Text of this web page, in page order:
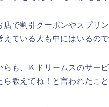
店で割引クーポンやスプリ
えている人も中にはいるの
らも、Ｋドリームスのサー
教えてね！と言われたこ